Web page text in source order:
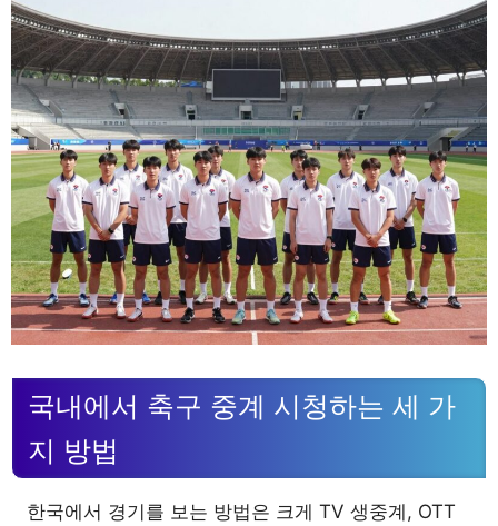
국내에서 축구 중계 시청하는 세 가
지 방법
한국에서 경기를 보는 방법은 크게 TV 생중계, OTT